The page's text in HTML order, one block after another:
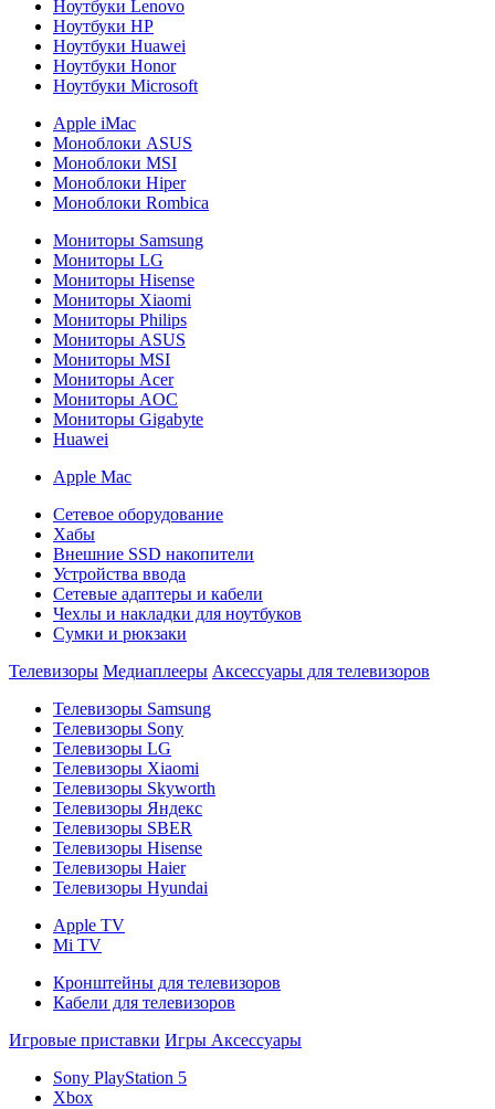
Ноутбуки Lenovo
Ноутбуки HP
Ноутбуки Huawei
Ноутбуки Honor
Ноутбуки Microsoft
Apple iMac
Моноблоки ASUS
Моноблоки MSI
Моноблоки Hiper
Моноблоки Rombica
Мониторы Samsung
Мониторы LG
Мониторы Hisense
Мониторы Xiaomi
Мониторы Philips
Мониторы ASUS
Мониторы MSI
Мониторы Acer
Мониторы AOC
Мониторы Gigabyte
Huawei
Apple Mac
Сетевое оборудование
Хабы
Внешние SSD накопители
Устройства ввода
Сетевые адаптеры и кабели
Чехлы и накладки для ноутбуков
Сумки и рюкзаки
Телевизоры Медиаплееры Аксессуары для телевизоров
Телевизоры Samsung
Телевизоры Sony
Телевизоры LG
Телевизоры Xiaomi
Телевизоры Skyworth
Телевизоры Яндекс
Телевизоры SBER
Телевизоры Hisense
Телевизоры Haier
Телевизоры Hyundai
Apple TV
Mi TV
Кронштейны для телевизоров
Кабели для телевизоров
Игровые приставки Игры Аксессуары
Sony PlayStation 5
Xbox